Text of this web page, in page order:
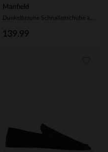
Manfield
139.99